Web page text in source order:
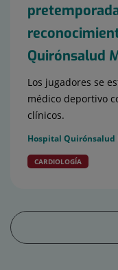
Quirónsalud
Los jugadores se
médico deportivo
clínicos.
Hospital Quirónsalud
CARDIOLOGÍA